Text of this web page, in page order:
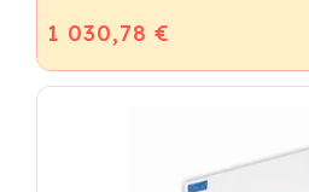
1 030,78 €